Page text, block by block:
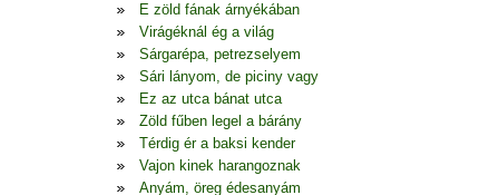
E zöld fának árnyékában
Virágéknál ég a világ
Sárgarépa, petrezselyem
Sári lányom, de piciny vagy
Ez az utca bánat utca
Zöld fűben legel a bárány
Térdig ér a baksi kender
Vajon kinek harangoznak
Anyám, öreg édesanyám